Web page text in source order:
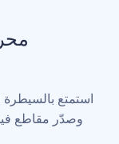
محرر فيديو
الكاملة
فيديو احترافية